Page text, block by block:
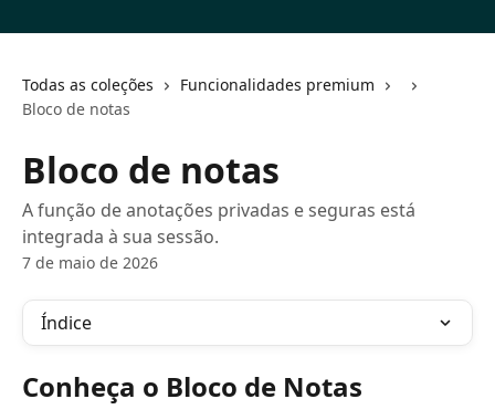
Todas as coleções
Funcionalidades premium
Bloco de notas
Bloco de notas
A função de anotações privadas e seguras está
integrada à sua sessão.
7 de maio de 2026
Índice
Conheça o Bloco de Notas